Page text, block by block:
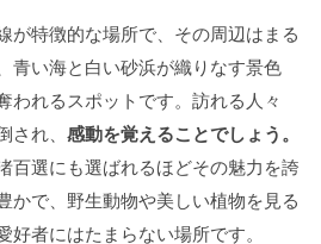
が特徴的な場所で、その周辺はまる
青い海と白い砂浜が織りなす景色
われるスポットです。訪れる人々
れ、 感動を覚えることでしょう。
百選にも選ばれるほどその魅力を誇
かで、野生動物や美しい植物を見る
者にはたまらない場所です。